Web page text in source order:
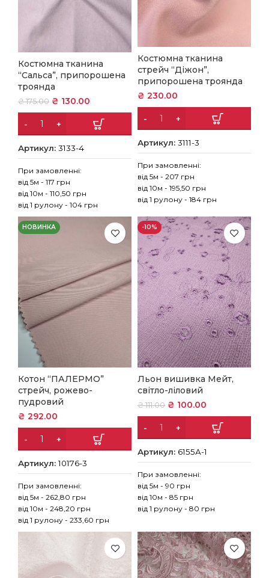
Костюмна тканина
“Сальса”, припорошена
троянда
₴175.00 ₴ 130.00
Артикул:3133-4
При замовленні:
від 5м - 117 грн
від 10м - 110,50 грн
від 1 рулону - 104 грн
Костюмна тканина
стрейч “Діжон”,
припорошена троянда
₴ 230.00
Артикул: 3111-3
При замовленні:
від 5м - 207 грн
від 10м - 195,50 грн
від 1 рулону - 184 грн
НОВИНКА
Котон “ПАЛЕРМО”
стрейч, рожево-
пудровий
₴ 292.00
Артикул:10176-3
При замовленні:
від 5м - 262,80 грн
від 10м - 248,20 грн
від 1 рулону - 233,60 грн
-10%
Льон вишивка Мейт,
світло-ліловий
₴111.00 ₴ 100.00
Артикул: 6155А-1
При замовленні:
від 5м - 90 грн
від 10м - 85 грн
від 1 рулону - 80 грн